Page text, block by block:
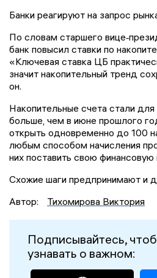
Банки реагируют на запрос
По словам старшего
банк повысил ставки по
«Ключевая ставка ЦБ
значит накопительный тренд
он.
Накопительные счета стали
больше, чем в июне прошлого
открыть одновременно до 100
любым способом начисления
них поставить свою финансовую
Схожие шаги предпринимают и
Автор:
Тихомирова Виктория
Подписывайтесь,
узнавать о важном: